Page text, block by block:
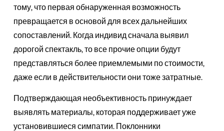
тому, что первая обнаруженная возможность
превращается в основой для всех дальнейших
сопоставлений. Когда индивид сначала выявил
дорогой спектакль, то все прочие опции будут
представляться более приемлемыми по стоимости,
даже если в действительности они тоже затратные.
Подтверждающая необъективность принуждает
выявлять материалы, которая поддерживает уже
установившиеся симпатии. Поклонники